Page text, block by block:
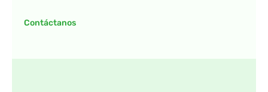
Contáctanos